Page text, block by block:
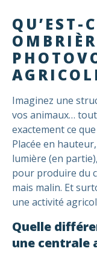
QU’EST-
Imaginez une
vos animaux… tout
exactement ce
Placée en
lumière (en
pour produire du
mais malin. Et
une activité
Quelle
une centrale